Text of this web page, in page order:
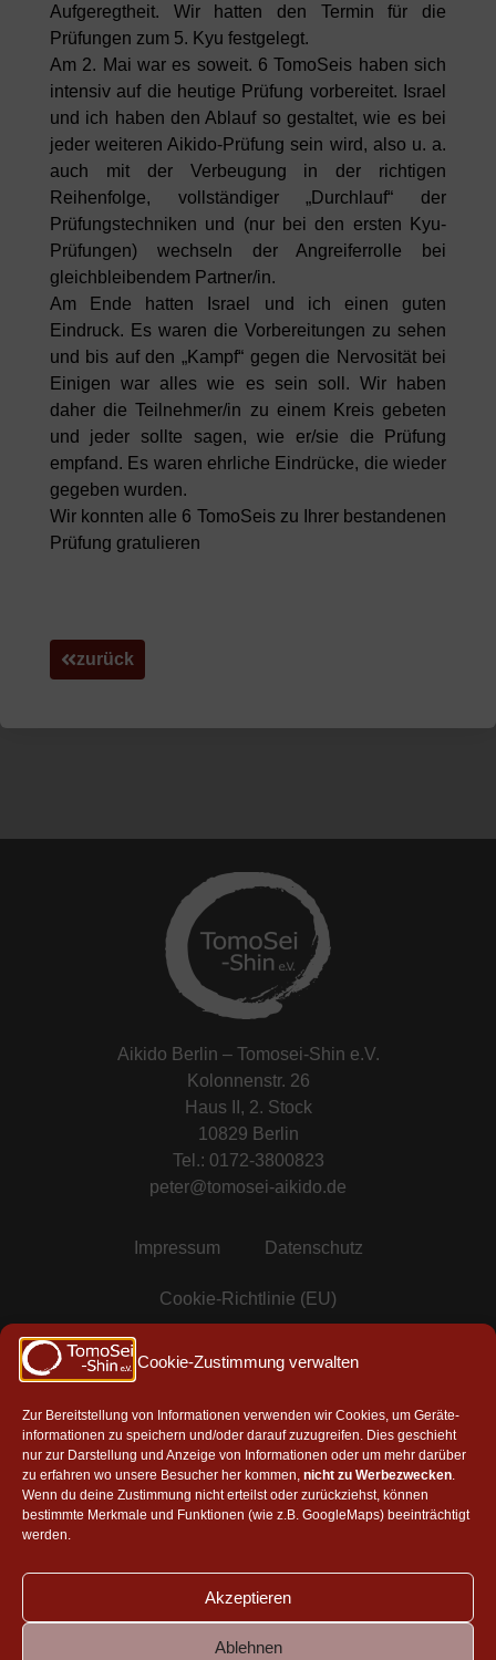
Cookie-Zustimmung verwalten
Zur Bereitstellung von Informationen verwenden wir Cookies, um Geräte-
informationen zu speichern und/oder darauf zuzugreifen. Dies geschieht
nur zur Darstellung und Anzeige von Informationen oder um mehr darüber
zu erfahren wo unsere Besucher her kommen, nicht zu Werbezwecken.
Wenn du deine Zustimmung nicht erteilst oder zurückziehst, können
bestimmte Merkmale und Funktionen (wie z.B. GoogleMaps) beeinträchtigt
werden.
Akzeptieren
Ablehnen
Aufgeregtheit. Wir hatten den Termin für die
Prüfungen zum 5. Kyu festgelegt.
Am 2. Mai war es soweit. 6 TomoSeis haben sich
intensiv auf die heutige Prüfung vorbereitet. Israel
und ich haben den Ablauf so gestaltet, wie es bei
jeder weiteren Aikido-Prüfung sein wird, also u. a.
auch mit der Verbeugung in der richtigen
Reihenfolge, vollständiger „Durchlauf“ der
Prüfungstechniken und (nur bei den ersten Kyu-
Prüfungen) wechseln der Angreiferrolle bei
gleichbleibendem Partner/in.
Am Ende hatten Israel und ich einen guten
Eindruck. Es waren die Vorbereitungen zu sehen
und bis auf den „Kampf“ gegen die Nervosität bei
Einigen war alles wie es sein soll. Wir haben
daher die Teilnehmer/in zu einem Kreis gebeten
und jeder sollte sagen, wie er/sie die Prüfung
empfand. Es waren ehrliche Eindrücke, die wieder
gegeben wurden.
Wir konnten alle 6 TomoSeis zu Ihrer bestandenen
Prüfung gratulieren
zurück
Aikido Berlin – Tomosei-Shin e.V.
Kolonnenstr. 26
Haus II, 2. Stock
10829 Berlin
Tel.: 0172-3800823
peter@tomosei-aikido.de
Impressum Datenschutz
Cookie-Richtlinie (EU)
Mitgliedschaften & Partner
Mitglied in der AAG e.V.
Aikido Toyonaka Shosenji Dojo